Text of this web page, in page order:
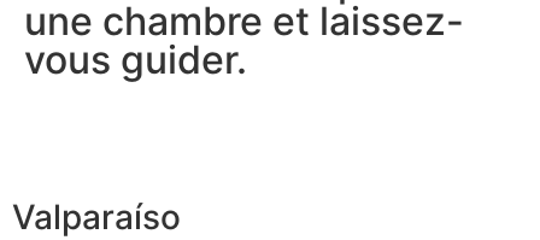
une chambre et laissez-
vous guider.
Valparaíso